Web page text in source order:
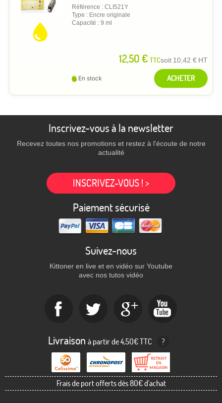
Référence : CLI521Y
Type : Encre originale
Capacité : 9 ml
12,50 € TTCsoit 10,42 € HT
En stock ACHETER
Inscrivez-vous à la newsletter
Recevez toutes nos promotions et restez à l'écoute de notre
actualité
INSCRIVEZ-VOUS ! >
Paiement sécurisé
Suivez-nous
Kittoner en live et en vidéo sur Youtube
avec nos tutos vidéo
Livraison à partir de 4,50€ TTC ?
Frais de port offerts dès 80€ d'achat